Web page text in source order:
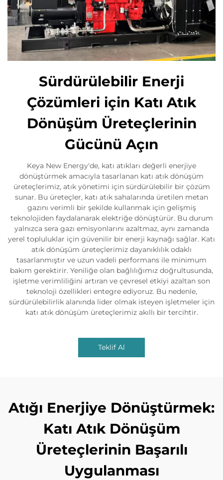
Sürdürülebilir Enerji
Çözümleri için Katı Atık
Dönüşüm Üreteçlerinin
Gücünü Açın
Keya New Energy'de, katı atıkları değerli enerjiye
dönüştürmek amacıyla tasarlanan katı atık dönüşüm
üreteçlerimiz, atık yönetimi için sürdürülebilir bir çözüm
sunar. Bu üreteçler, katı atık sahalarında üretilen metan
gazını verimli bir şekilde kullanmak için gelişmiş
teknolojiden faydalanarak elektriğe dönüştürür. Bu durum
yalnızca sera gazı emisyonlarını azaltmaz, aynı zamanda
yerel topluluklar için güvenilir bir enerji kaynağı sağlar. Katı
atık dönüşüm üreteçlerimiz dayanıklılık odaklı
tasarlanmıştır ve uzun vadeli performans ile minimum
bakım gerektirir. Yeniliğe olan bağlılığımız doğrultusunda,
işletme verimliliğini artıran ve çevresel etkiyi azaltan son
teknoloji özellikleri entegre ediyoruz. Bu nedenle,
sürdürülebilirlik alanında lider olmak isteyen işletmeler için
katı atık dönüşüm üreteçlerimiz akıllı bir tercihtir.
Teklif Al
Atığı Enerjiye Dönüştürmek:
Katı Atık Dönüşüm
Üreteçlerinin Başarılı
Uygulanması